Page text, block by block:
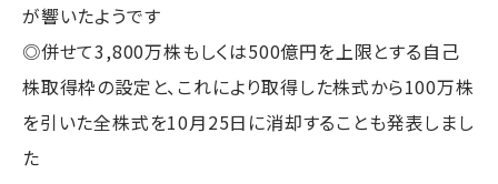
が響いたようです
◎併せて3,800万株もしくは500億円を上限とする自己
株取得枠の設定と、これにより取得した株式から100万株
を引いた全株式を10月25日に消却することも発表しまし
た